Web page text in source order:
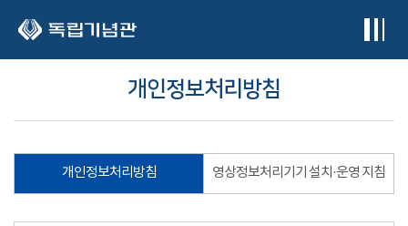
개인정보처리방침
개인정보처리방침 영상정보처리기기 설치·운영 지침